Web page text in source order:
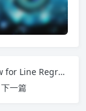
Tensorflow for Line Regression
下一篇